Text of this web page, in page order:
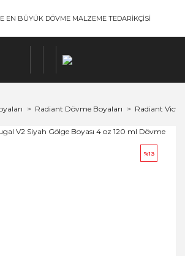
EN BÜYÜK DÖVME MALZEME TEDARİKÇİSİ
Radiant Dövme Boyaları Radiant
%13